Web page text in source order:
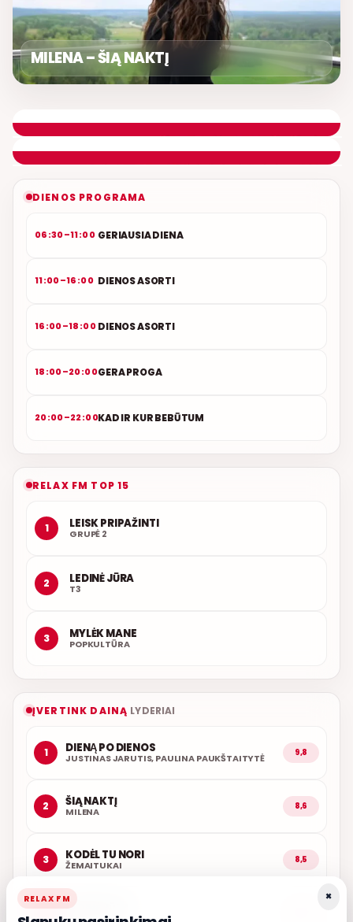
MILENA – ŠIĄ NAKTĮ
DIENOS PROGRAMA
06:30–11:00 GERIAUSIA DIENA
11:00–16:00 DIENOS ASORTI
16:00–18:00DIENOS ASORTI
18:00–20:00GERA PROGA
20:00–22:00KAD IR KUR BEBŪTUM
RELAX FM TOP 15
1 LEISK PRIPAŽINTI
GRUPĖ 2
2 LEDINĖ JŪRA
T3
3 MYLĖK MANE
POPKULTŪRA
ĮVERTINK DAINĄ LYDERIAI
1 DIENĄ PO DIENOS
JUSTINAS JARUTIS, PAULINA PAUKŠTAITYTĖ 9,8
2 ŠIĄ NAKTĮ
MILENA 8,6
3 KODĖL TU NORI
ŽEMAITUKAI 8,5
T3
×
RELAX FM